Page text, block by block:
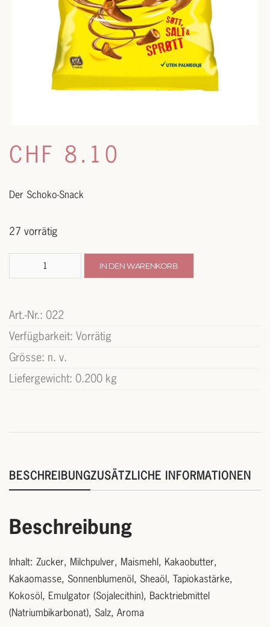
CHF 8.10
Der Schoko-Snack
27 vorrätig
IN DEN WARENKORB
Art.-Nr.: 022
Verfügbarkeit: Vorrätig
Grösse: n. v.
Liefergewicht: 0.200 kg
BESCHREIBUNGZUSÄTZLICHE INFORMATIONEN
Beschreibung
Inhalt: Zucker, Milchpulver, Maismehl, Kakaobutter,
Kakaomasse, Sonnenblumenöl, Sheaöl, Tapiokastärke,
Kokosöl, Emulgator (Sojalecithin), Backtriebmittel
(Natriumbikarbonat), Salz, Aroma